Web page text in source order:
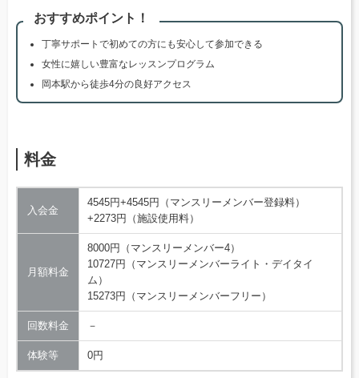
おすすめポイント！
丁寧サポートで初めての方にも安心して参加できる
女性に嬉しい豊富なレッスンプログラム
岡本駅から徒歩4分の良好アクセス
料金
入会金
4545円+4545円（マンスリーメンバー登録料）
+2273円（施設使用料）
月額料金
8000円（マンスリーメンバー4）
10727円（マンスリーメンバーライト・デイタイ
ム）
15273円（マンスリーメンバーフリー）
回数料金 －
体験等 0円